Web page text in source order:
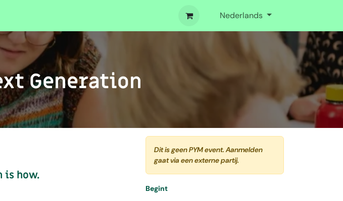
Nederlands
Generation
is how.
Dit is geen PYM event. Aanmelden
gaat via een externe partij.
Begint